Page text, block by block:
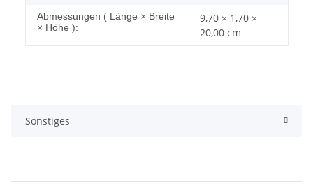
Abmessungen ( Länge × Breite
× Höhe ):
9,70 × 1,70 ×
20,00 cm
Sonstiges